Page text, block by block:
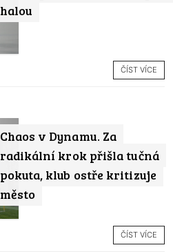
halou
ČÍST VÍCE
Chaos v Dynamu. Za
radikální krok přišla tučná
pokuta, klub ostře kritizuje
město
ČÍST VÍCE